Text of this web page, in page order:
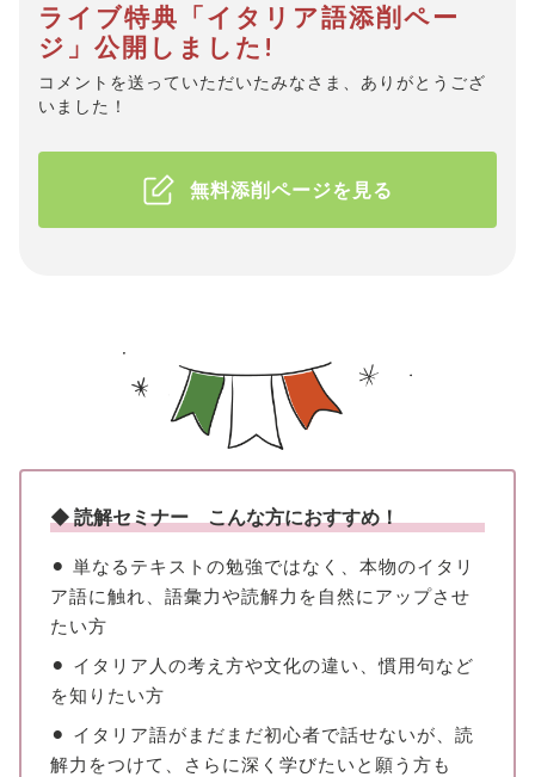
ライブ特典「イタリア語添削ペー
ジ」公開しました!
コメントを送っていただいたみなさま、ありがとうござ
いました！
無料添削ページを見る
◆ 読解セミナー こんな方におすすめ！
⚫︎ 単なるテキストの勉強ではなく、本物のイタリ
ア語に触れ、語彙力や読解力を自然にアップさせ
たい方
⚫︎ イタリア人の考え方や文化の違い、慣用句など
を知りたい方
⚫︎ イタリア語がまだまだ初心者で話せないが、読
解力をつけて、さらに深く学びたいと願う方も